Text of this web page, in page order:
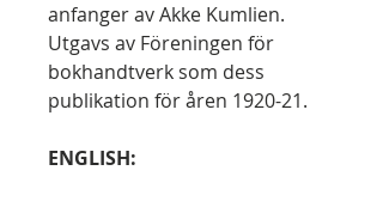
anfanger av Akke Kumlien.
Utgavs av Föreningen för
bokhandtverk som dess
publikation för åren 1920-21.
ENGLISH: